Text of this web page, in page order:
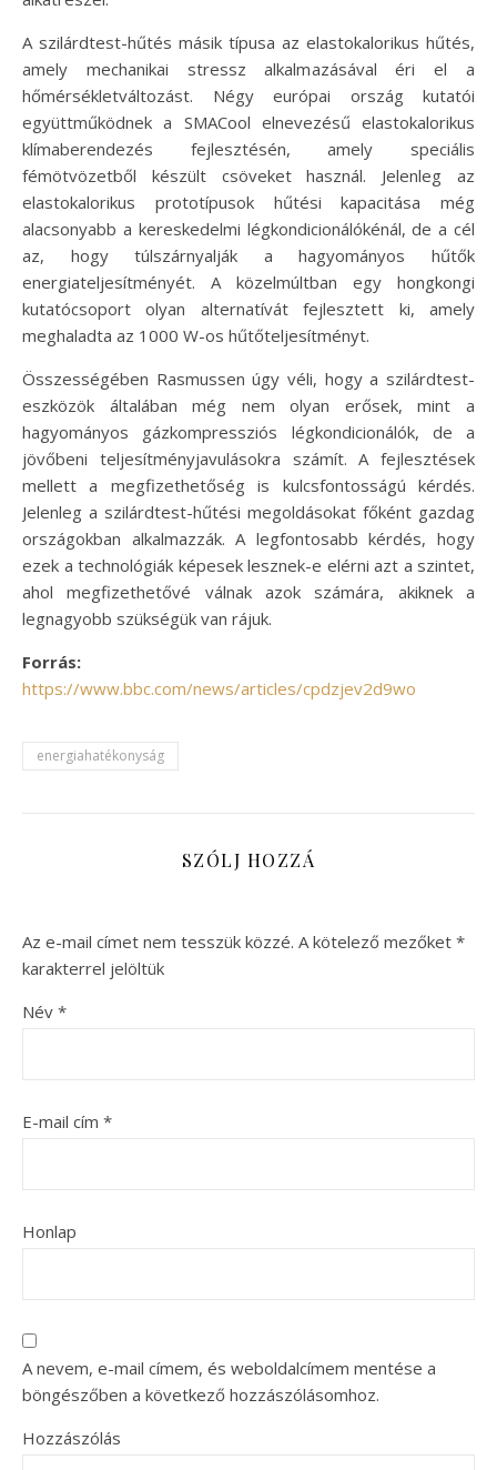
A szilárdtest-hűtés másik típusa az elastokalorikus hűtés,
amely mechanikai stressz alkalmazásával éri el a
hőmérsékletváltozást. Négy európai ország kutatói
együttműködnek a SMACool elnevezésű elastokalorikus
klímaberendezés fejlesztésén, amely speciális
fémötvözetből készült csöveket használ. Jelenleg az
elastokalorikus prototípusok hűtési kapacitása még
alacsonyabb a kereskedelmi légkondicionálókénál, de a cél
az, hogy túlszárnyalják a hagyományos hűtők
energiateljesítményét. A közelmúltban egy hongkongi
kutatócsoport olyan alternatívát fejlesztett ki, amely
meghaladta az 1000 W-os hűtőteljesítményt.
Összességében Rasmussen úgy véli, hogy a szilárdtest-
eszközök általában még nem olyan erősek, mint a
hagyományos gázkompressziós légkondicionálók, de a
jövőbeni teljesítményjavulásokra számít. A fejlesztések
mellett a megfizethetőség is kulcsfontosságú kérdés.
Jelenleg a szilárdtest-hűtési megoldásokat főként gazdag
országokban alkalmazzák. A legfontosabb kérdés, hogy
ezek a technológiák képesek lesznek-e elérni azt a szintet,
ahol megfizethetővé válnak azok számára, akiknek a
legnagyobb szükségük van rájuk.
Forrás:
https://www.bbc.com/news/articles/cpdzjev2d9wo
energiahatékonyság
SZÓLJ HOZZÁ
Az e-mail címet nem tesszük közzé. A kötelező mezőket *
karakterrel jelöltük
Név *
E-mail cím *
Honlap
A nevem, e-mail címem, és weboldalcímem mentése a
böngészőben a következő hozzászólásomhoz.
Hozzászólás